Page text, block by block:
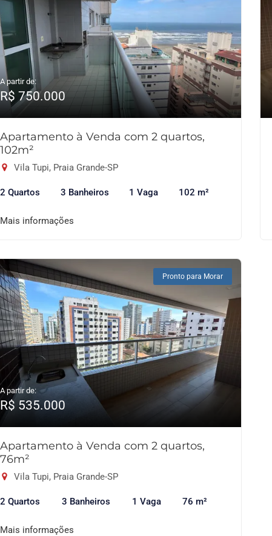
A partir de:
R$ 750.000
Apartamento à Venda com 2 quartos,
102m²
Vila Tupi, Praia Grande-SP
2 Quartos 3 Banheiros 1 Vaga 102 m²
Mais informações
Pronto para Morar
A partir de:
R$ 535.000
Apartamento à Venda com 2 quartos,
76m²
Vila Tupi, Praia Grande-SP
2 Quartos 3 Banheiros 1 Vaga 76 m²
Mais informações